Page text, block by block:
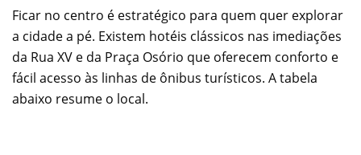
Ficar no centro é estratégico para quem quer explorar
a cidade a pé. Existem hotéis clássicos nas imediações
da Rua XV e da Praça Osório que oferecem conforto e
fácil acesso às linhas de ônibus turísticos. A tabela
abaixo resume o local.